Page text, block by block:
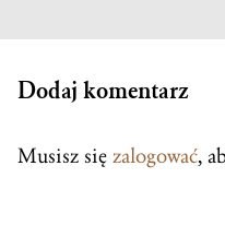
Dodaj komentarz
Musisz się zalogować,